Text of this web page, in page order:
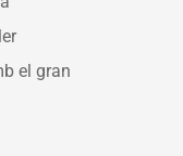
el gran